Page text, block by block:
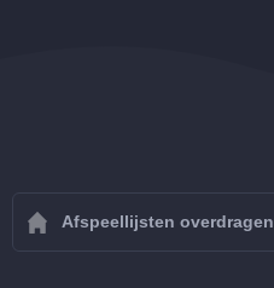
Afspeellijsten overdragen